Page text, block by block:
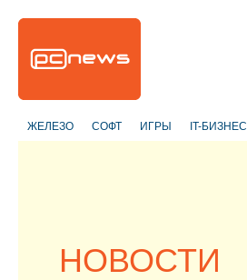
ЖЕЛЕЗО СОФТ ИГРЫ IT-БИЗНЕС
НОВОСТИ